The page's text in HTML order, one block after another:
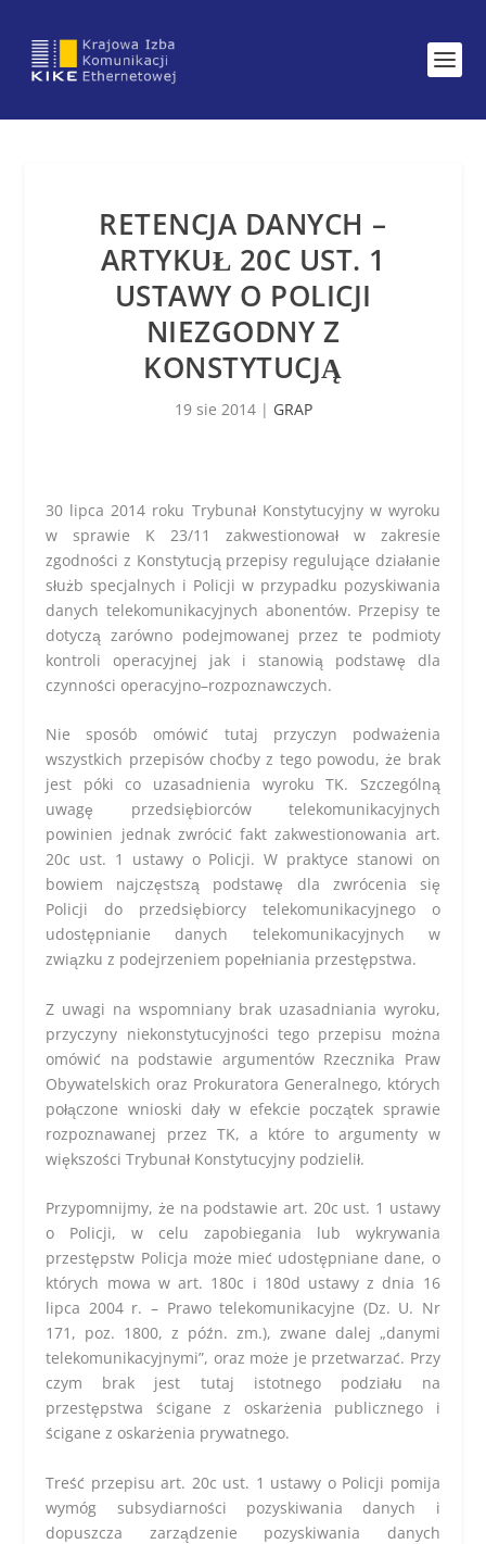
RETENCJA DANYCH –
ARTYKUŁ 20C UST. 1
USTAWY O POLICJI
NIEZGODNY Z
KONSTYTUCJĄ
19 sie 2014| GRAP
30 lipca 2014 roku Trybunał Konstytucyjny w wyroku
w sprawie K 23/11 zakwestionował w zakresie
zgodności z Konstytucją przepisy regulujące działanie
służb specjalnych i Policji w przypadku pozyskiwania
danych telekomunikacyjnych abonentów. Przepisy te
dotyczą zarówno podejmowanej przez te podmioty
kontroli operacyjnej jak i stanowią podstawę dla
czynności operacyjno–rozpoznawczych.
Nie sposób omówić tutaj przyczyn podważenia
wszystkich przepisów choćby z tego powodu, że brak
jest póki co uzasadnienia wyroku TK. Szczególną
uwagę przedsiębiorców telekomunikacyjnych
powinien jednak zwrócić fakt zakwestionowania art.
20c ust. 1 ustawy o Policji. W praktyce stanowi on
bowiem najczęstszą podstawę dla zwrócenia się
Policji do przedsiębiorcy telekomunikacyjnego o
udostępnianie danych telekomunikacyjnych w
związku z podejrzeniem popełniania przestępstwa.
Z uwagi na wspomniany brak uzasadniania wyroku,
przyczyny niekonstytucyjności tego przepisu można
omówić na podstawie argumentów Rzecznika Praw
Obywatelskich oraz Prokuratora Generalnego, których
połączone wnioski dały w efekcie początek sprawie
rozpoznawanej przez TK, a które to argumenty w
większości Trybunał Konstytucyjny podzielił.
Przypomnijmy, że na podstawie art. 20c ust. 1 ustawy
o Policji, w celu zapobiegania lub wykrywania
przestępstw Policja może mieć udostępniane dane, o
których mowa w art. 180c i 180d ustawy z dnia 16
lipca 2004 r. – Prawo telekomunikacyjne (Dz. U. Nr
171, poz. 1800, z późn. zm.), zwane dalej „danymi
telekomunikacyjnymi”, oraz może je przetwarzać. Przy
czym brak jest tutaj istotnego podziału na
przestępstwa ścigane z oskarżenia publicznego i
ścigane z oskarżenia prywatnego.
Treść przepisu art. 20c ust. 1 ustawy o Policji pomija
wymóg subsydiarności pozyskiwania danych i
dopuszcza zarządzenie pozyskiwania danych